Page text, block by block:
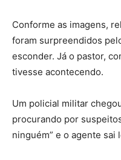
Conforme as imagens,
foram surpreendidos
esconder. Já o pastor,
tivesse acontecendo.
Um policial militar
procurando por
ninguém” e o agente sai